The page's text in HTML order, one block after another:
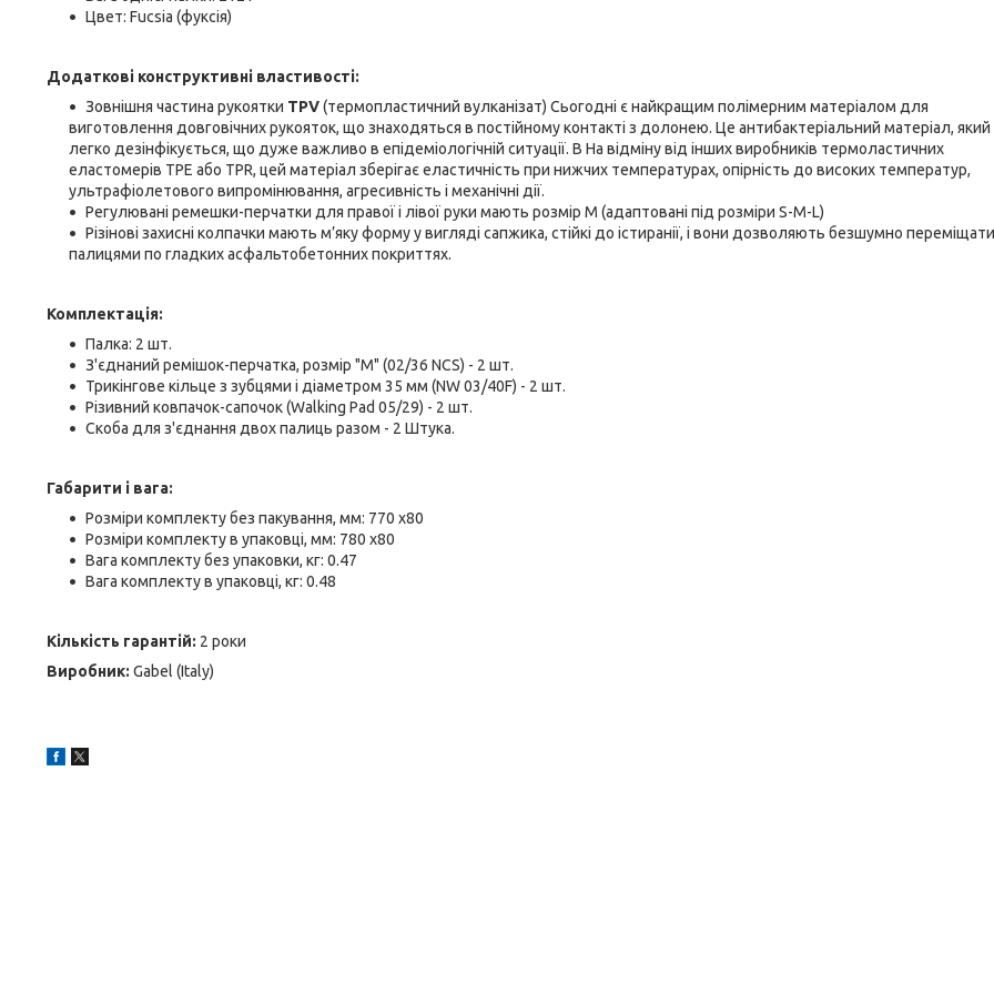
Цвет: Fucsia (фуксія)
Додаткові конструктивні властивості:
Зовнішня частина рукоятки TPV(термопластичний вулканізат) Сьогодні є найкращим полімерним матеріалом для
виготовлення довговічних рукояток, що знаходяться в постійному контакті з долонею. Це антибактеріальний матеріал, який
легко дезінфікується, що дуже важливо в епідеміологічній ситуації. В На відміну від інших виробників термоластичних
еластомерів TPE або TPR, цей матеріал зберігає еластичність при нижчих температурах, опірність до високих температур,
ультрафіолетового випромінювання, агресивність і механічні дії.
Регулювані ремешки-перчатки для правої і лівої руки мають розмір M (адаптовані під розміри S-M-L)
Різінові захисні колпачки мають м’яку форму у вигляді сапжика, стійкі до істиранії, і вони дозволяють безшумно
палицями по гладких асфальтобетонних покриттях.
Комплектація:
Палка: 2 шт.
З'єднаний ремішок-перчатка, розмір "M" (02/36 NCS) - 2 шт.
Трикінгове кільце з зубцями і діаметром 35 мм (NW 03/40F) - 2 шт.
Різивний ковпачок-сапочок (Walking Pad 05/29) - 2 шт.
Скоба для з'єднання двох палиць разом - 2 Штука.
Габарити і вага:
Розміри комплекту без пакування, мм: 770 x80
Розміри комплекту в упаковці, мм: 780 x80
Вага комплекту без упаковки, кг: 0.47
Вага комплекту в упаковці, кг: 0.48
Кількість гарантій: 2 роки
Виробник: Gabel (Italy)